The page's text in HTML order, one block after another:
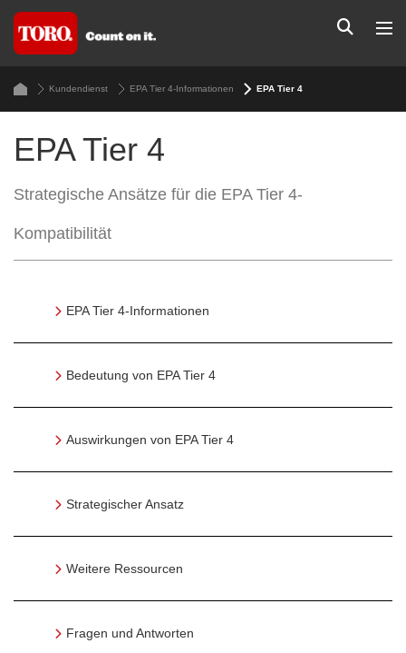
Kundendienst EPA Tier 4-Informationen EPA Tier 4
EPA Tier 4
Strategische Ansätze für die EPA Tier 4-
Kompatibilität
EPA Tier 4-Informationen
Bedeutung von EPA Tier 4
Auswirkungen von EPA Tier 4
Strategischer Ansatz
Weitere Ressourcen
Fragen und Antworten